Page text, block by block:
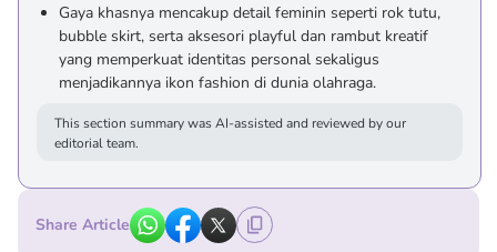
Gaya khasnya mencakup detail feminin seperti rok tutu,
bubble skirt, serta aksesori playful dan rambut kreatif
yang memperkuat identitas personal sekaligus
menjadikannya ikon fashion di dunia olahraga.
This section summary was AI-assisted and reviewed by our
editorial team.
Share Article